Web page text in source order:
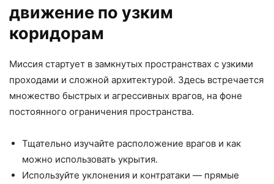
движение по узким
коридорам
Миссия стартует в замкнутых пространствах с узкими
проходами и сложной архитектурой. Здесь встречается
множество быстрых и агрессивных врагов, на фоне
постоянного ограничения пространства.
Тщательно изучайте расположение врагов и как
можно использовать укрытия.
Используйте уклонения и контратаки — прямые